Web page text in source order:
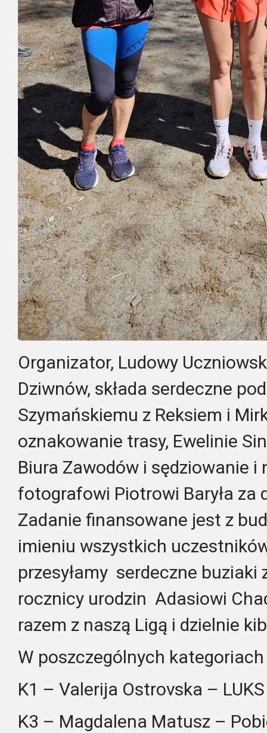
Organizator, Ludowy
Dziwnów, składa serdeczne
Szymańskiemu z Reksiem i
oznakowanie trasy, Ewelinie
Biura Zawodów i sędziowanie i
fotografowi Piotrowi Baryła za
Zadanie finansowane jest z
imieniu wszystkich
przesyłamy serdeczne buziaki
rocznicy urodzin Adasiowi
razem z naszą Ligą i dzielnie
W poszczególnych
K1 – Valerija Ostrovska –
K3 – Magdalena Matusz –